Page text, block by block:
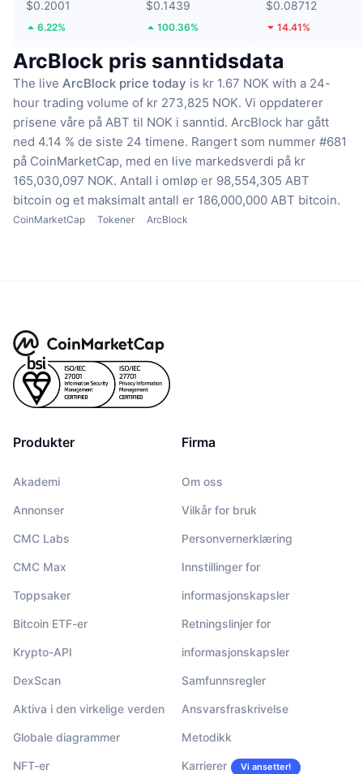
$0.2001
6.22%
$0.1439
100.36%
$0.08712
14.41%
ArcBlock pris sanntidsdata
The live ArcBlock price today is kr 1.67 NOK with a 24-
hour trading volume of kr 273,825 NOK. Vi oppdaterer
prisene våre på ABT til NOK i sanntid. ArcBlock har gått
ned 4.14 % de siste 24 timene. Rangert som nummer #681
på CoinMarketCap, med en live markedsverdi på kr
165,030,097 NOK. Antall i omløp er 98,554,305 ABT
bitcoin og et maksimalt antall er 186,000,000 ABT bitcoin.
CoinMarketCap Tokener ArcBlock
Produkter
Akademi
Annonser
CMC Labs
CMC Max
Toppsaker
Bitcoin ETF-er
Krypto-API
DexScan
Aktiva i den virkelige verden
Globale diagrammer
NFT-er
Firma
Om oss
Vilkår for bruk
Personvernerklæring
Innstillinger for
informasjonskapsler
Retningslinjer for
informasjonskapsler
Samfunnsregler
Ansvarsfraskrivelse
Metodikk
Karrierer Vi ansetter!